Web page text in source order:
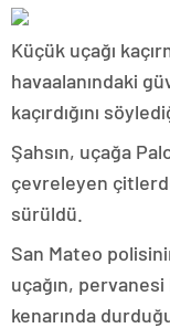
Küçük uçağı
havaalanındaki
kaçırdığını
Şahsın, uçağa
çevreleyen
sürüldü.
San Mateo
uçağın,
kenarında